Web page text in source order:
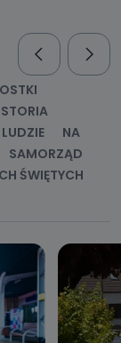
LUDZIE
NA
SAMORZĄD
ŚWIĘTYCH